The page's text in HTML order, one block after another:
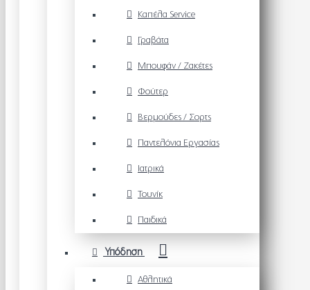
Καπέλα Service
Γραβάτα
Μπουφάν / Ζακέτες
Φούτερ
Βερμούδες / Σορτς
Παντελόνια Εργασίας
Ιατρικά
Τουνίκ
Παιδικά
Υπόδηση
Αθλητικά